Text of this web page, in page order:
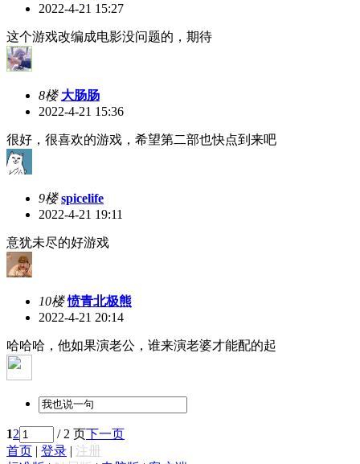
2022-4-21 15:27
这个游戏改编成电影没问题的，期待
8楼 大肠肠
2022-4-21 15:36
很好，很喜欢的游戏，希望第二部也快点到来吧
9楼 spicelife
2022-4-21 19:11
意犹未尽的好游戏
10楼 愤青北极熊
2022-4-21 20:14
哈哈哈，他如果演老公，谁来演老婆才能配的起
12 / 2 页下一页
首页 | 登录 | 注册